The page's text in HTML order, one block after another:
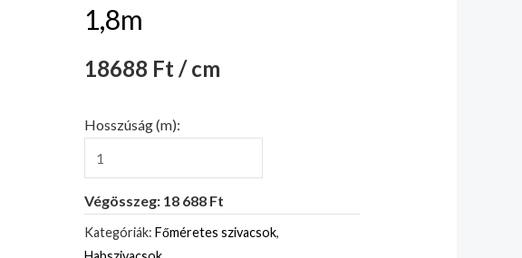
1,8m
18688 Ft / cm
Hosszúság (m):
Végösszeg: 18 688 Ft
Kategóriák: Főméretes szivacsok,